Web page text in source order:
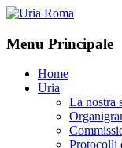
Menu Principale
Home
Uria
La nostra
Protocolli